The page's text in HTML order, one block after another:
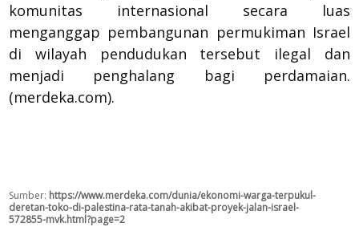
komunitas internasional secara luas
menganggap pembangunan permukiman Israel
di wilayah pendudukan tersebut ilegal dan
menjadi penghalang bagi perdamaian.
(merdeka.com).
Sumber: https://www.merdeka.com/dunia/ekonomi-warga-terpukul-
deretan-toko-di-palestina-rata-tanah-akibat-proyek-jalan-israel-
572855-mvk.html?page=2